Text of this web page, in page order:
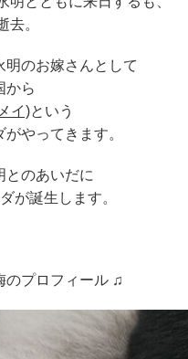
去。
明のお嫁さんとして
から
イ)という
がやってきます。
とのあいだに
が誕生します。
のプロフィール ♫